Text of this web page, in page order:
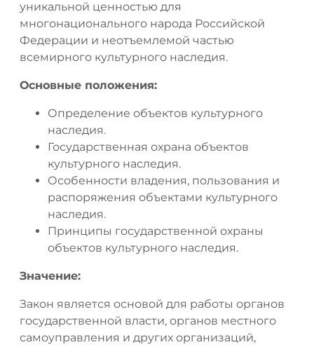
уникальной ценностью для
многонационального народа Российской
Федерации и неотъемлемой частью
всемирного культурного наследия.
Основные положения:
Определение объектов культурного
наследия.
Государственная охрана объектов
культурного наследия.
Особенности владения, пользования и
распоряжения объектами культурного
наследия.
Принципы государственной охраны
объектов культурного наследия.
Значение:
Закон является основой для работы органов
государственной власти, органов местного
самоуправления и других организаций,